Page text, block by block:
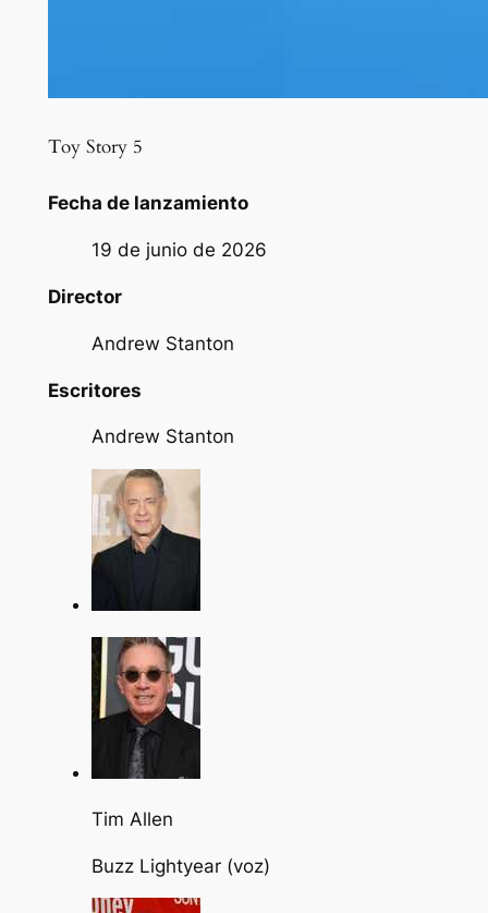
Toy Story 5
Fecha de lanzamiento
19 de junio de 2026
Director
Andrew Stanton
Escritores
Andrew Stanton
Tim Allen
Buzz Lightyear (voz)